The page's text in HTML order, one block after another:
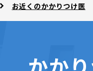
お近くのかかりつけ医